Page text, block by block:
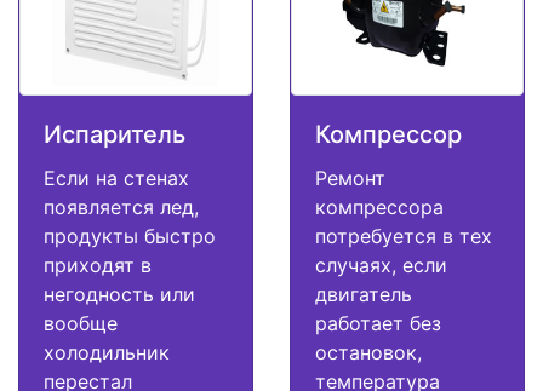
Испаритель
Если на стенах
появляется лед,
продукты быстро
приходят в
негодность или
вообще
холодильник
перестал
Компрессор
Ремонт
компрессора
потребуется в тех
случаях, если
двигатель
работает без
остановок,
температура